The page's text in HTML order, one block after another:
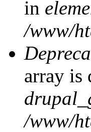
in
/www/
array is
/www/